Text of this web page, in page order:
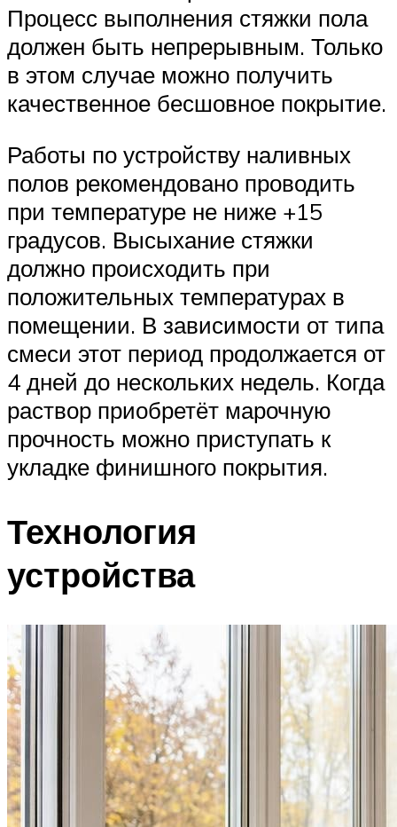
Процесс выполнения стяжки пола
должен быть непрерывным. Только
в этом случае можно получить
качественное бесшовное покрытие.
Работы по устройству наливных
полов рекомендовано проводить
при температуре не ниже +15
градусов. Высыхание стяжки
должно происходить при
положительных температурах в
помещении. В зависимости от типа
смеси этот период продолжается от
4 дней до нескольких недель. Когда
раствор приобретёт марочную
прочность можно приступать к
укладке финишного покрытия.
Технология
устройства